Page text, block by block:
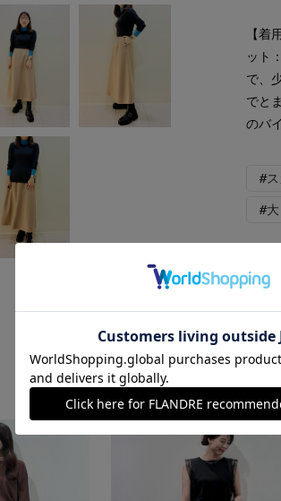
【
ット
で、
でと
のバ
#ス
#